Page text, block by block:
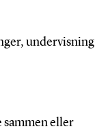
undervisning
sammen eller